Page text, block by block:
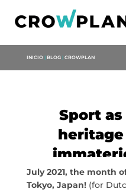
INICIO| BLOG| CROWPLAN
Sport
July 2021, the month
Tokyo, Japan!(for